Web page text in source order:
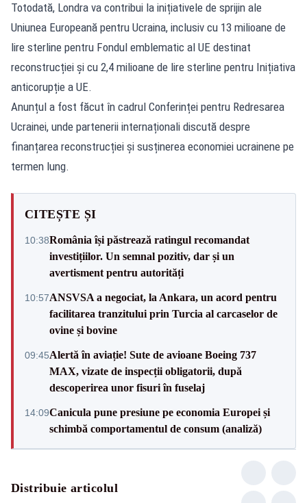
Totodată, Londra va contribui la inițiativele de sprijin ale
Uniunea Europeană pentru Ucraina, inclusiv cu 13 milioane de
lire sterline pentru Fondul emblematic al UE destinat
reconstrucției și cu 2,4 milioane de lire sterline pentru Inițiativa
anticorupție a UE.
Anunțul a fost făcut în cadrul Conferinței pentru Redresarea
Ucrainei, unde partenerii internaționali discută despre
finanțarea reconstrucției și susținerea economiei ucrainene pe
termen lung.
CITEȘTE ȘI
10:38România își păstrează ratingul recomandat
investițiilor. Un semnal pozitiv, dar și un
avertisment pentru autorități
10:57ANSVSA a negociat, la Ankara, un acord pentru
facilitarea tranzitului prin Turcia al carcaselor de
ovine și bovine
09:45Alertă în aviație! Sute de avioane Boeing 737
MAX, vizate de inspecții obligatorii, după
descoperirea unor fisuri în fuselaj
14:09Canicula pune presiune pe economia Europei și
schimbă comportamentul de consum (analiză)
Distribuie articolul